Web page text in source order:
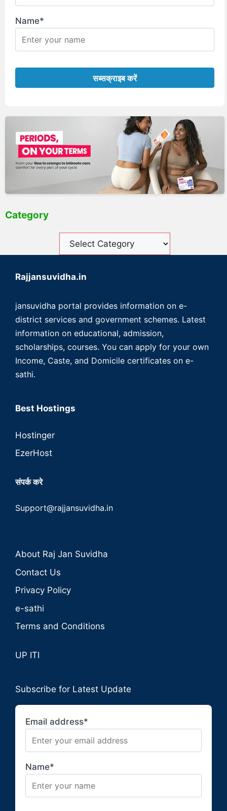
Name*
Category
Rajjansuvidha.in
jansuvidha portal provides information on e-
district services and government schemes. Latest
information on educational, admission,
scholarships, courses. You can apply for your own
Income, Caste, and Domicile certificates on e-
sathi.
Best Hostings
Hostinger
EzerHost
संपर्क करे
Support@rajjansuvidha.in
About Raj Jan Suvidha
Contact Us
Privacy Policy
e-sathi
Terms and Conditions
UP ITI
Subscribe for Latest Update
Email address*
Name*